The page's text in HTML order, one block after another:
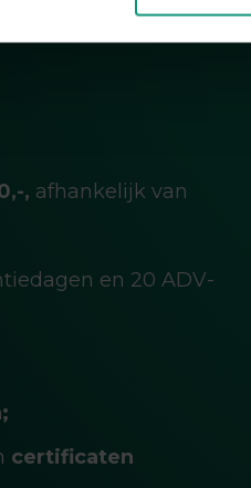
, afhankelijk van
en 20 ADV-
certificaten